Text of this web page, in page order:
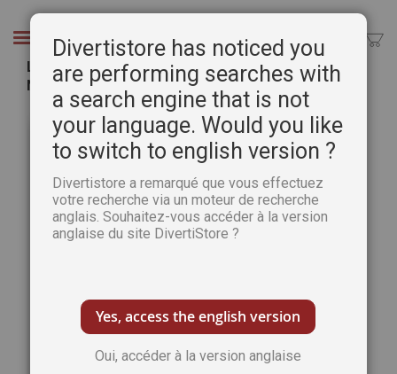
Chercher
Le nouvel Atelier des Nanas 13 - Spécial Fêtes -
Nouvelle formule
galerie
d’images
Divertistore has noticed you
are performing searches with
a search engine that is not
your language. Would you like
to switch to english version ?
Divertistore a remarqué que vous effectuez
votre recherche via un moteur de recherche
anglais. Souhaitez-vous accéder à la version
anglaise du site DivertiStore ?
Yes, access the english version
Oui, accéder à la version anglaise